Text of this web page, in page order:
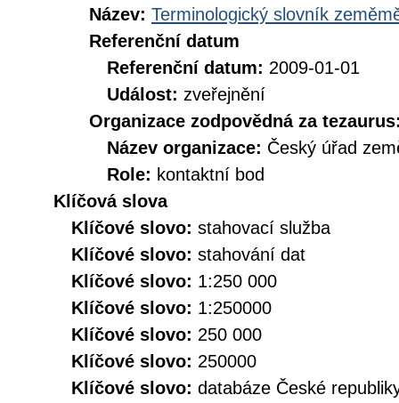
Název: Terminologický slovník
Referenční datum
Referenční datum: 2009-01-01
Událost: zveřejnění
Organizace zodpovědná za
Název organizace: Český úřad
Role: kontaktní bod
Klíčová slova
Klíčové slovo: stahovací služba
Klíčové slovo: stahování dat
Klíčové slovo: 1:250 000
Klíčové slovo: 1:250000
Klíčové slovo: 250 000
Klíčové slovo: 250000
Klíčové slovo: databáze České